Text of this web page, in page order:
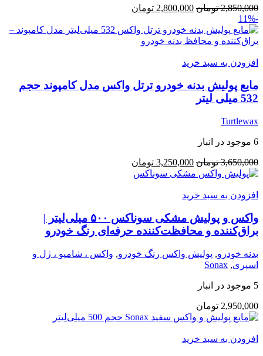
2,850,000 تومان قیمت
2,850,000 تومان
بود.
2,800,000 تومان
2,800,000 تومان.
-11%
افزودن به سبد خرید
مایع پولیش بدنه خودرو ترتل واکس مدل کامپوند حجم
532 میلی لیتر
Turtlewax
6 موجود در انبار
3,650,000 تومان قیمت
اصلی:
بود.
3,250,000 تومان
افزودن به سبد خرید
واکس و پولیش مشکی سوناکس ۵۰۰ میلی‌لیتر |
براق‌کننده و محافظت‌کننده حرفه‌ای رنگ خودرو
بدنه خودرو, پولیش واکس رنگ خودرو, واکس ، شامپو ، ژل و
اسپری,
Sonax
5 موجود در انبار
2,950,000 تومان
افزودن به سبد خرید